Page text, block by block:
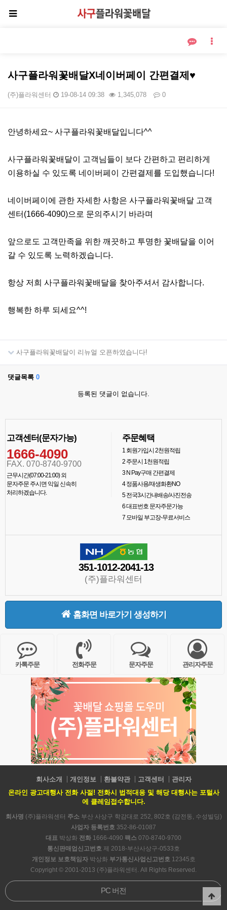
사구플라워꽃배달X네이버페이 간편결제♥
(주)플라워센터 19-08-14 09:38 1,345,078 0
안녕하세요~ 사구플라워꽃배달입니다^^
사구플라워꽃배달이 고객님들이 보다 간편하고 편리하게
이용하실 수 있도록 네이버페이 간편결제를 도입했습니다!
네이버페이에 관한 자세한 사항은 사구플라워꽃배달 고객
센터(1666-4090)으로 문의주시기 바라며
앞으로도 고객만족을 위한 깨끗하고 투명한 꽃배달을 이어
갈 수 있도록 노력하겠습니다.
항상 저희 사구플라워꽃배달을 찾아주셔서 감사합니다.
행복한 하루 되세요^^!
사구플라워꽃배달이 리뉴얼 오픈하였습니다!
댓글목록 0
등록된 댓글이 없습니다.
고객센터(문자가능)
1666-4090
FAX. 070-8740-9700
근무시간(07:00-21:00) 외
문자주문 주시면 익일 신속히
처리하겠습니다.
주문혜택
1회원가입시 2천원적립
2주문시 1천원적립
3N Pay구매 간편결제
4정품사용/재생화환NO
5전국3시간내배송/사진전송
6대표번호 문자주문가능
7모바일 부고장-무료서비스
351-1012-2041-13
(주)플라워센터
홈화면 바로가기 생성하기
카톡주문 전화주문 문자주문 관리자주문
회사소개 개인정보 환불약관 고객센터
관리자
온라인 광고대행사 전화 사절! 전화시 법적대응 및 해당 대행사는 포털사
에 클레임접수합니다.
회사명 (주)플라워센터 주소부산 사상구 학감대로 252, 802호 (감전동, 수성빌딩)
사업자 등록번호 352-86-01087
대표 박상화 전화 1666-4090 팩스 070-8740-9700
통신판매업신고번호 제 2018-부산사상구-0533호
개인정보 보호책임자박상화 부가통신사업신고번호12345호
Copyright © 2001-2013 (주)플라워센터. All Rights Reserved.
PC 버전